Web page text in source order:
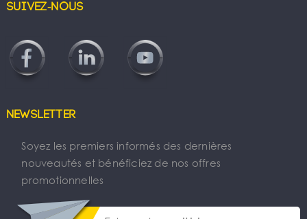
Suivez-nous
Newsletter
Soyez les premiers informés des dernières
nouveautés et bénéficiez de nos offres
promotionnelles